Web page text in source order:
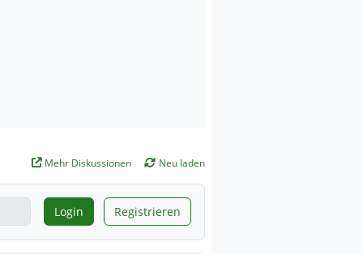
Mehr Diskussionen Neu laden
Login Registrieren